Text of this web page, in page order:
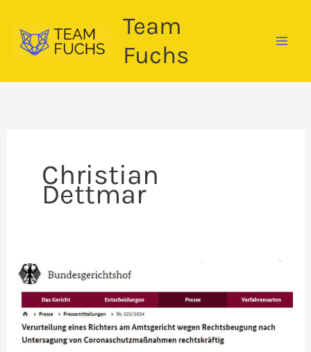
Inhalt
springen
Team
Fuchs
Christian
Dettmar